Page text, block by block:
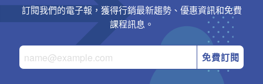
訂閱我們的電子報，獲得行銷最新趨勢、優惠資訊和免費
課程訊息。
免費訂閱